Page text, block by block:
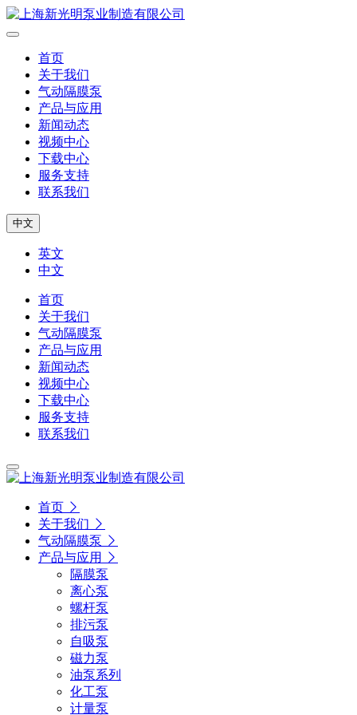
首页
关于我们
气动隔膜泵
产品与应用
新闻动态
视频中心
下载中心
服务支持
联系我们
中文
英文
中文
首页
关于我们
气动隔膜泵
产品与应用
新闻动态
视频中心
下载中心
服务支持
联系我们
首页
关于我们
气动隔膜泵
产品与应用
隔膜泵
离心泵
螺杆泵
排污泵
自吸泵
磁力泵
油泵系列
化工泵
计量泵